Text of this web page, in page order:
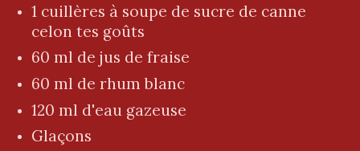
1 cuillères à soupe de sucre de canne
celon tes goûts
60 ml de jus de fraise
60 ml de rhum blanc
120 ml d'eau gazeuse
Glaçons